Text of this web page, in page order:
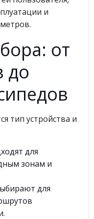
и
от
до
тип устройства и
для
зонам и
для